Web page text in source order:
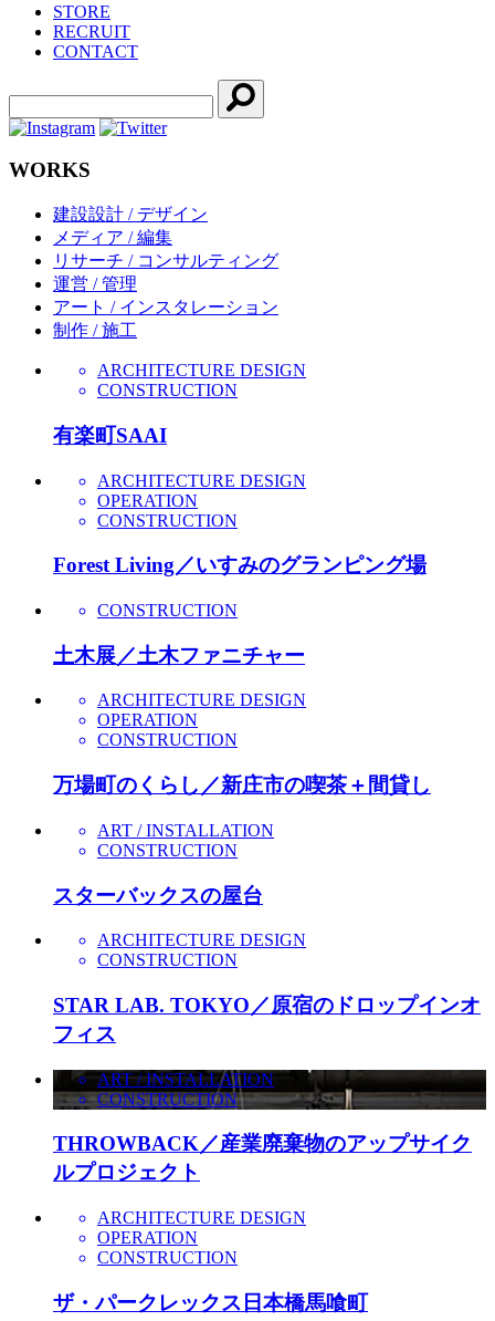
STORE
RECRUIT
CONTACT
WORKS
建設設計 / デザイン
メディア / 編集
リサーチ / コンサルティング
運営 / 管理
アート / インスタレーション
制作 / 施工
ARCHITECTURE DESIGN
CONSTRUCTION
有楽町SAAI
ARCHITECTURE DESIGN
OPERATION
CONSTRUCTION
Forest Living／いすみのグランピング場
CONSTRUCTION
土木展／土木ファニチャー
ARCHITECTURE DESIGN
OPERATION
CONSTRUCTION
万場町のくらし／新庄市の喫茶＋間貸し
ART / INSTALLATION
CONSTRUCTION
スターバックスの屋台
ARCHITECTURE DESIGN
CONSTRUCTION
STAR LAB. TOKYO／原宿のドロップインオ
フィス
ART / INSTALLATION
CONSTRUCTION
THROWBACK／産業廃棄物のアップサイク
ルプロジェクト
ARCHITECTURE DESIGN
OPERATION
CONSTRUCTION
ザ・パークレックス日本橋馬喰町